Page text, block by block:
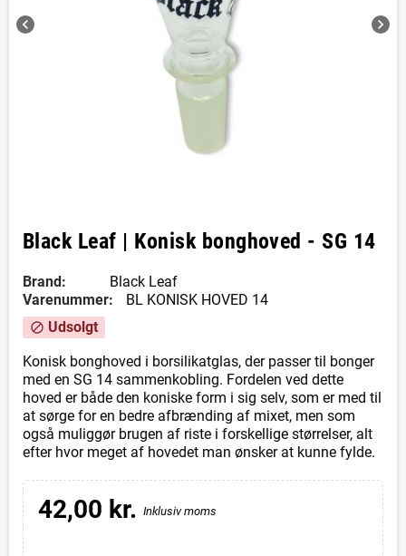
chevron_left chevron_right
Black Leaf | Konisk bonghoved - SG 14
Brand:
Black Leaf
Varenummer:
BL KONISK HOVED 14
block Udsolgt
Konisk bonghoved i borsilikatglas, der passer til bonger
med en SG 14 sammenkobling. Fordelen ved dette
hoved er både den koniske form i sig selv, som er med til
at sørge for en bedre afbrænding af mixet, men som
også muliggør brugen af riste i forskellige størrelser, alt
efter hvor meget af hovedet man ønsker at kunne fylde.
42,00 kr. Inklusiv moms